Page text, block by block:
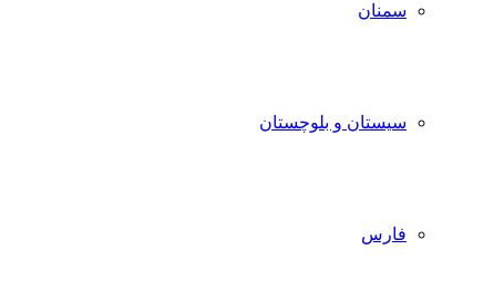
سمنان
سیستان و بلوچستان
فارس